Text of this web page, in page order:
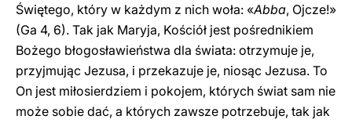
Świętego, który w każdym z nich woła: «Abba, Ojcze!»
(Ga 4, 6). Tak jak Maryja, Kościół jest pośrednikiem
Bożego błogosławieństwa dla świata: otrzymuje je,
przyjmując Jezusa, i przekazuje je, niosąc Jezusa. To
On jest miłosierdziem i pokojem, których świat sam nie
może sobie dać, a których zawsze potrzebuje, tak jak